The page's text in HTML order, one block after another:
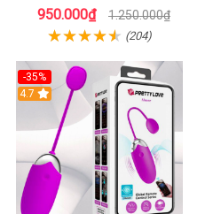
950.000₫ 1.250.000₫
(204)
-35%
4.7